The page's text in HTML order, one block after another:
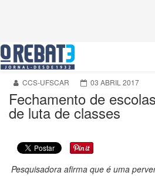
CCS-UFSCAR 03 ABRIL 2017
Fechamento de
de luta de classes
Pesquisadora afirma que é uma